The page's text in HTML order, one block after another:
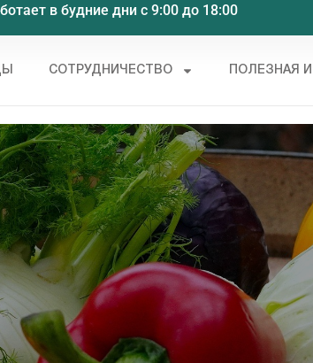
в будние дни с 9:00 до 18:00
СОТРУДНИЧЕСТВО ПОЛЕЗНАЯ